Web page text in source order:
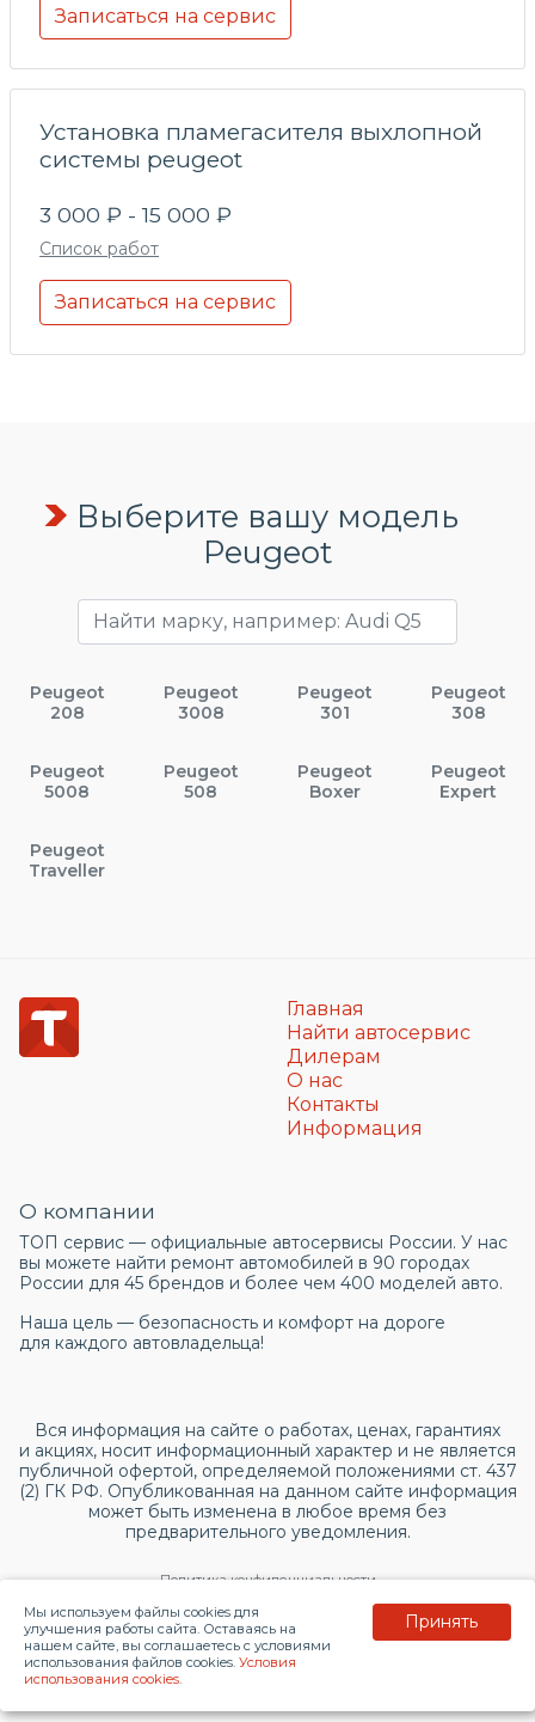
Записаться на сервис
Установка пламегасителя выхлопной
системы peugeot
3 000 ₽ - 15 000 ₽
Список работ
Записаться на сервис
Выберите вашу модель
Peugeot
Peugeot
208
Peugeot
3008
Peugeot
301
Peugeot
308
Peugeot
5008
Peugeot
508
Peugeot
Boxer
Peugeot
Expert
Peugeot
Traveller
Главная
Найти автосервис
Дилерам
О нас
Контакты
Информация
О компании
ТОП сервис — официальные автосервисы России. У нас
вы можете найти ремонт автомобилей в 90 городах
России для 45 брендов и более чем 400 моделей авто.
Наша цель — безопасность и комфорт на дороге
для каждого автовладельца!
Вся информация на сайте о работах, ценах, гарантиях
и акциях, носит информационный характер и не является
публичной офертой, определяемой положениями ст. 437
(2) ГК РФ. Опубликованная на данном сайте информация
может быть изменена в любое время без
предварительного уведомления.
Политика конфиденциальности
Согласие на обработку персональных данных
© 2026 topservice.su
Мы используем файлы cookies для
улучшения работы сайта. Оставаясь на
нашем сайте, вы соглашаетесь с условиями
использования файлов cookies. Условия
использования cookies.
Принять